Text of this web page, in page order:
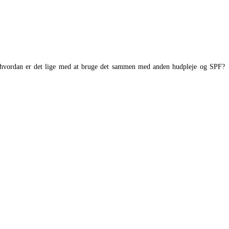
er det lige med at bruge det sammen med anden hudpleje og SPF?